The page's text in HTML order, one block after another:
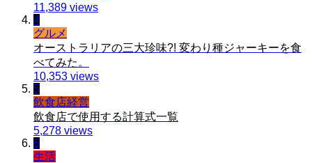
11,389 views
4
グルメ
オーストラリアの三大珍味?! 変わり種ジャーキーを食
べてみた。
10,353 views
5
飲食店経営
飲食店で使用する計算式一覧
5,278 views
6
生活